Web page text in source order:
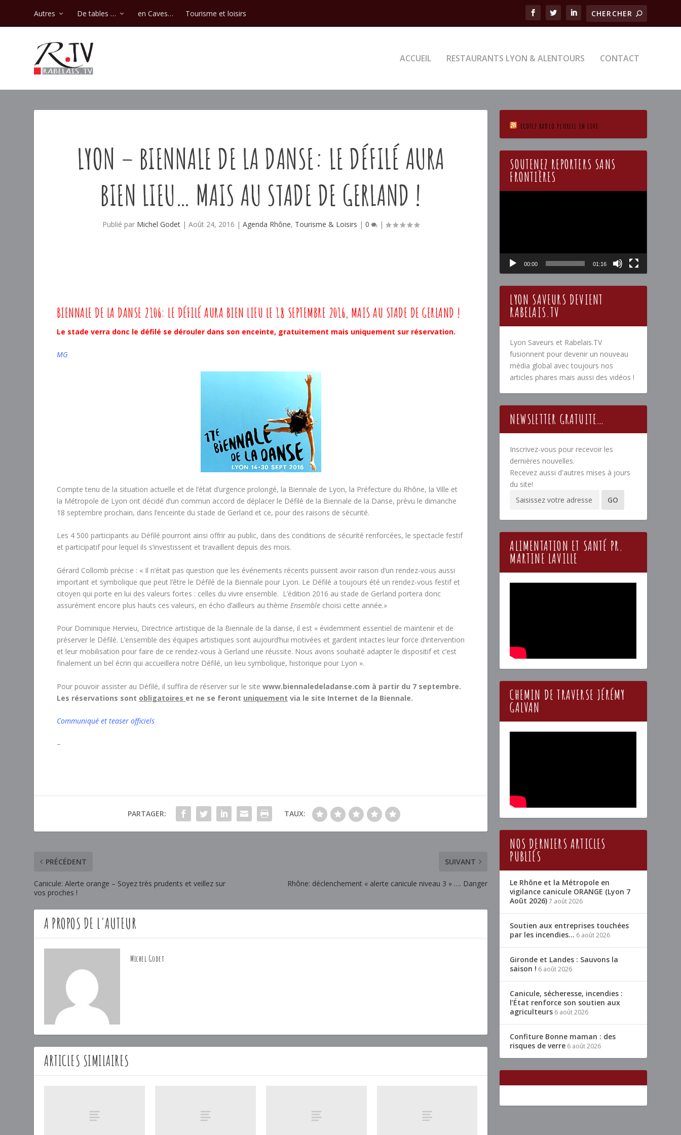
Autres De tables … en Caves… Tourisme et loisirs
ACCUEIL RESTAURANTS LYON & ALENTOURS CONTACT
LYON – BIENNALE DE LA DANSE: LE DÉFILÉ AURA
BIEN LIEU… MAIS AU STADE DE GERLAND !
Publié par Michel Godet |Août 24, 2016 |Agenda Rhône, Tourisme & Loisirs |0 |
BIENNALE DE LA DANSE 2106: LE DÉFILÉ AURA BIEN LIEU LE 18 SEPTEMBRE 2016, MAIS AU STADE DE GERLAND !
Le stade verra donc le défilé se dérouler dans son enceinte, gratuitement mais uniquement sur réservation.
MG
Compte tenu de la situation actuelle et de l’état d’urgence prolongé, la Biennale de Lyon, la Préfecture du Rhône, la Ville et
la Métropole de Lyon ont décidé d’un commun accord de déplacer le Défilé de la Biennale de la Danse, prévu le dimanche
18 septembre prochain, dans l’enceinte du stade de Gerland et ce, pour des raisons de sécurité.
Les 4 500 participants au Défilé pourront ainsi offrir au public, dans des conditions de sécurité renforcées, le spectacle festif
et participatif pour lequel ils s’investissent et travaillent depuis des mois.
Gérard Collomb précise : « Il n’était pas question que les événements récents puissent avoir raison d’un rendez-vous aussi
important et symbolique que peut l’être le Défilé de la Biennale pour Lyon. Le Défilé a toujours été un rendez-vous festif et
citoyen qui porte en lui des valeurs fortes : celles du vivre ensemble. L’édition 2016 au stade de Gerland portera donc
assurément encore plus hauts ces valeurs, en écho d’ailleurs au thème Ensemblechoisi cette année.»
Pour Dominique Hervieu, Directrice artistique de la Biennale de la danse, il est « évidemment essentiel de maintenir et de
préserver le Défilé. L’ensemble des équipes artistiques sont aujourd’hui motivées et gardent intactes leur force d’intervention
et leur mobilisation pour faire de ce rendez-vous à Gerland une réussite. Nous avons souhaité adapter le dispositif et c’est
finalement un bel écrin qui accueillera notre Défilé, un lieu symbolique, historique pour Lyon ».
Pour pouvoir assister au Défilé, il suffira de réserver sur le site www.biennaledeladanse.com à partir du 7 septembre.
Les réservations sont obligatoires et ne se feront uniquement via le site Internet de la Biennale.
Communiqué et teaser officiels
–
PARTAGER: TAUX:
PRÉCÉDENT
Canicule: Alerte orange – Soyez très prudents et veillez sur
vos proches !
SUIVANT
Rhône: déclenchement « alerte canicule niveau 3 » …. Danger
A PROPOS DE L'AUTEUR
Michel Godet
ARTICLES SIMILAIRES
ECOTEZ RADIO PLURIEL EN LIVE
SOUTENEZ REPORTERS SANS
FRONTIÈRES
00:00 01:16
LYON SAVEURS DEVIENT
RABELAIS.TV
Lyon Saveurs et Rabelais.TV
fusionnent pour devenir un nouveau
média global avec toujours nos
articles phares mais aussi des vidéos !
NEWSLETTER GRATUITE…
Inscrivez-vous pour recevoir les
dernières nouvelles.
Recevez aussi d'autres mises à jours
du site!
ALIMENTATION ET SANTÉ PR.
MARTINE LAVILLE
CHEMIN DE TRAVERSE JÉRÉMY
GALVAN
NOS DERNIERS ARTICLES
PUBLIÉS
Le Rhône et la Métropole en
vigilance canicule ORANGE (Lyon 7
Août 2026)7 août 2026
Soutien aux entreprises touchées
par les incendies… 6 août 2026
Gironde et Landes : Sauvons la
saison ! 6 août 2026
Canicule, sécheresse, incendies :
l’État renforce son soutien aux
agriculteurs 6 août 2026
Confiture Bonne maman : des
risques de verre 6 août 2026